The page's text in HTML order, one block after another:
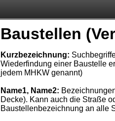
Baustellen
Kurzbezeichnung:
Wiederfindung einer Baustelle
jedem MHKW genannt)
Name1, Name2:
Decke). Kann auch die Straße
Baustellenbezeichnung an alle